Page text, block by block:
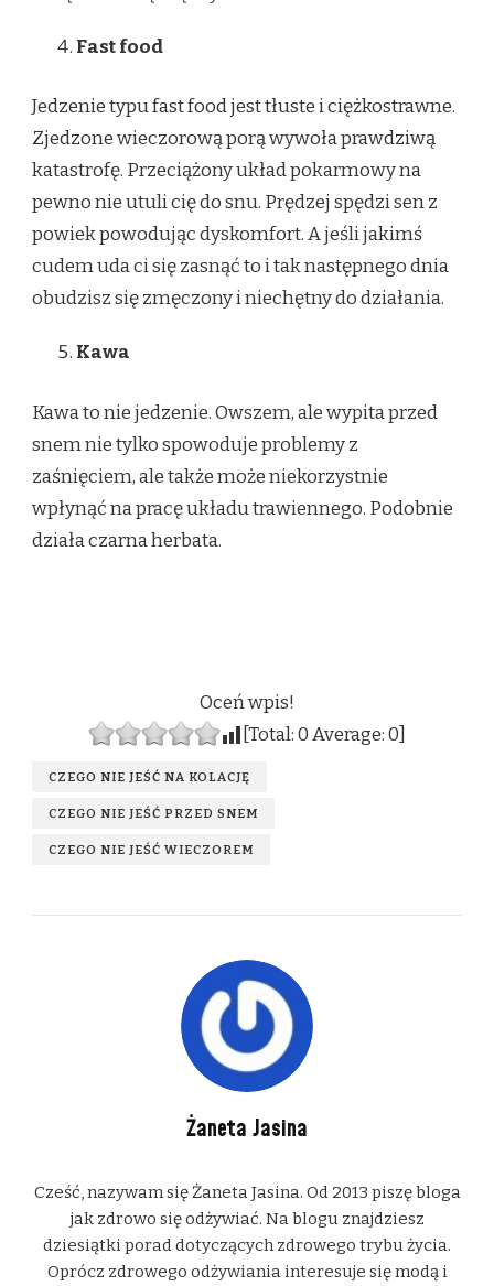
Fast food
Jedzenie typu fast food jest tłuste i ciężkostrawne.
Zjedzone wieczorową porą wywoła prawdziwą
katastrofę. Przeciążony układ pokarmowy na
pewno nie utuli cię do snu. Prędzej spędzi sen z
powiek powodując dyskomfort. A jeśli jakimś
cudem uda ci się zasnąć to i tak następnego dnia
obudzisz się zmęczony i niechętny do działania.
Kawa
Kawa to nie jedzenie. Owszem, ale wypita przed
snem nie tylko spowoduje problemy z
zaśnięciem, ale także może niekorzystnie
wpłynąć na pracę układu trawiennego. Podobnie
działa czarna herbata.
Oceń wpis!
[Total:0Average:0]
CZEGO NIE JEŚĆ NA KOLACJĘ
CZEGO NIE JEŚĆ PRZED SNEM
CZEGO NIE JEŚĆ WIECZOREM
Żaneta Jasina
Cześć, nazywam się Żaneta Jasina. Od 2013 piszę bloga
jak zdrowo się odżywiać. Na blogu znajdziesz
dziesiątki porad dotyczących zdrowego trybu życia.
Oprócz zdrowego odżywiania interesuje się modą i